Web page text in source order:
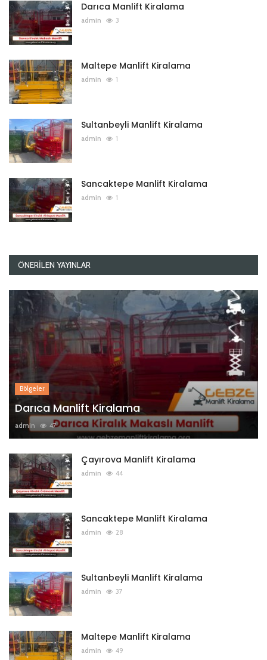
Darıca Manlift Kiralama
admin 3
Maltepe Manlift Kiralama
admin 1
Sultanbeyli Manlift Kiralama
admin 1
Sancaktepe Manlift Kiralama
admin 1
ÖNERILEN YAYINLAR
Bölgeler
Darıca Manlift Kiralama
admin 47
Çayırova Manlift Kiralama
admin 44
Sancaktepe Manlift Kiralama
admin 28
Sultanbeyli Manlift Kiralama
admin 37
Maltepe Manlift Kiralama
admin 49